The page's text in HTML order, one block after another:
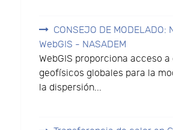
CONSEJO DE
WebGIS - NASADEM
WebGIS proporciona acceso a
geofísicos globales para la
la dispersión...